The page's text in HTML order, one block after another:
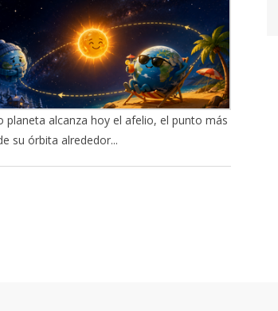
planeta alcanza hoy el afelio, el punto más
su órbita alrededor...